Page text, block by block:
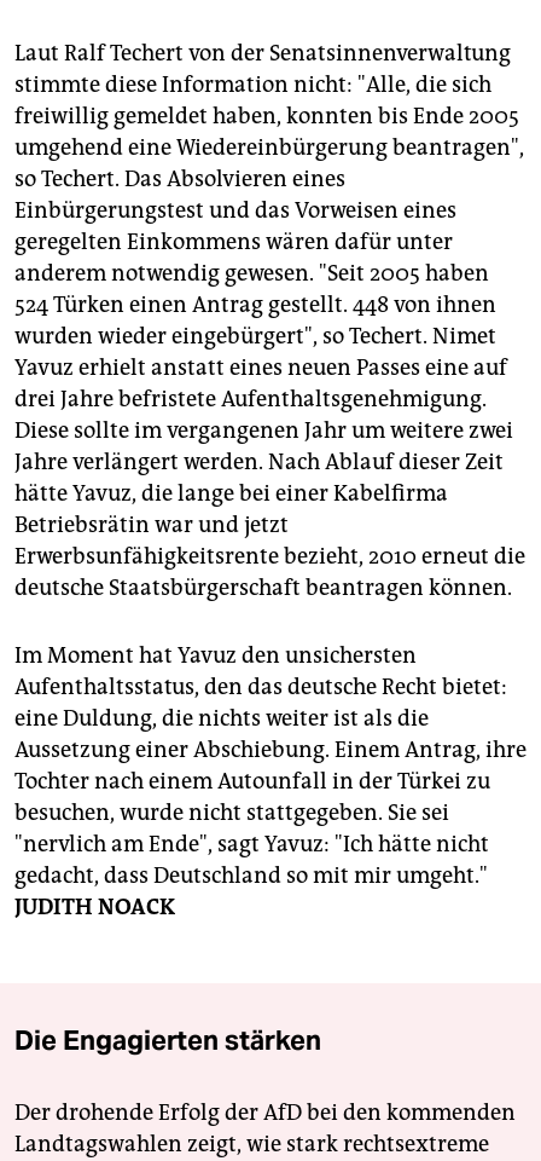
Laut Ralf Techert von der Senatsinnenverwaltung
stimmte diese Information nicht: "Alle, die sich
freiwillig gemeldet haben, konnten bis Ende 2005
umgehend eine Wiedereinbürgerung beantragen",
so Techert. Das Absolvieren eines
Einbürgerungstest und das Vorweisen eines
geregelten Einkommens wären dafür unter
anderem notwendig gewesen. "Seit 2005 haben
524 Türken einen Antrag gestellt. 448 von ihnen
wurden wieder eingebürgert", so Techert. Nimet
Yavuz erhielt anstatt eines neuen Passes eine auf
drei Jahre befristete Aufenthaltsgenehmigung.
Diese sollte im vergangenen Jahr um weitere zwei
Jahre verlängert werden. Nach Ablauf dieser Zeit
hätte Yavuz, die langebei einer Kabelfirma
Betriebsrätin war und jetzt
Erwerbsunfähigkeitsrente bezieht, 2010 erneut die
deutsche Staatsbürgerschaft beantragen können.
Im Moment hat Yavuz den unsichersten
Aufenthaltsstatus, den das deutsche Recht bietet:
eine Duldung, die nichts weiter ist als die
Aussetzung einer Abschiebung. Einem Antrag, ihre
Tochter nach einem Autounfall in der Türkei zu
besuchen, wurde nicht stattgegeben. Sie sei
"nervlich am Ende", sagt Yavuz: "Ich hätte nicht
gedacht, dass Deutschland so mit mir umgeht."
JUDITH NOACK
Die Engagierten stärken
Der drohende Erfolg der AfD bei den kommenden
Landtagswahlen zeigt, wie stark rechtsextreme